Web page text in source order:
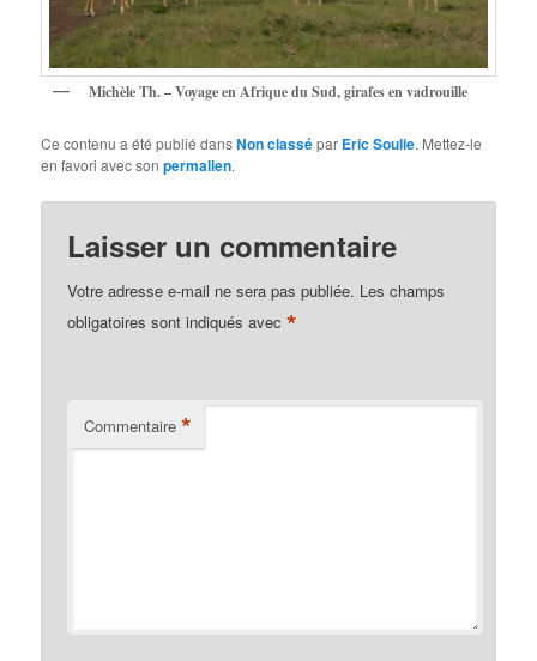
Michèle Th. – Voyage en Afrique du Sud, girafes en vadrouille
Ce contenu a été publié dansNon classépar Eric Soulie. Mettez-le
en favori avec sonpermalien.
Laisser un commentaire
Votre adresse e-mail ne sera pas publiée. Les champs
obligatoires sont indiqués avec*
Commentaire *